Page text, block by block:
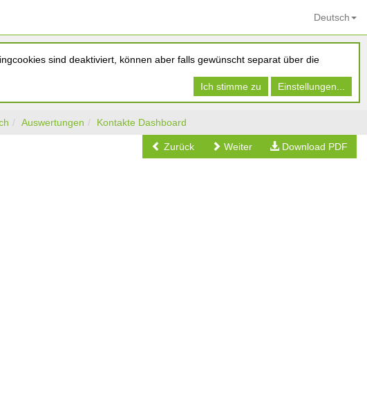
sind deaktiviert, können aber falls gewünscht separat über die
Ich stimme zu
Einstellungen...
Deutsch
Auswertungen Kontakte Dashboard
Zurück Weiter Download PDF